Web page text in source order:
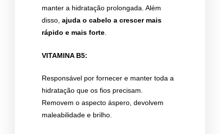
manter a hidratação prolongada. Além
disso, ajuda o cabelo a crescer mais
rápido e mais forte
VITAMINA B5:
Responsável por fornecer e manter toda a
hidratação que os fios precisam.
Removem o aspecto áspero, devolvem
maleabilidade e brilho.